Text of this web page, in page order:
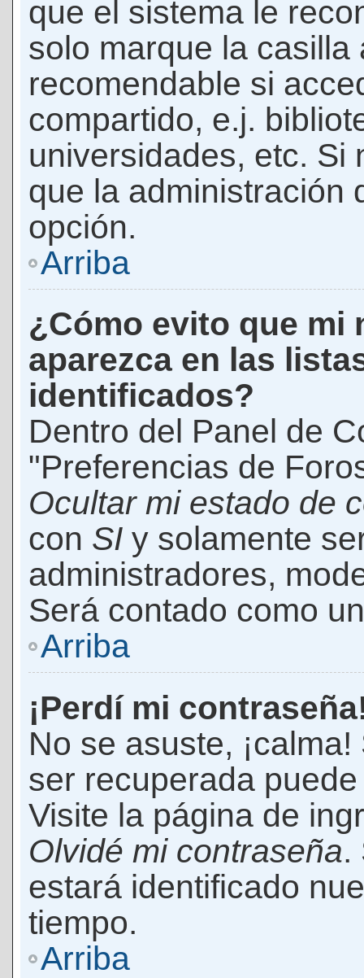
que el sistema le
solo marque la casilla
recomendable si
compartido, e.j.
universidades, etc. Si
que la administración
opción.
Arriba
¿Cómo evito que mi
aparezca en las
identificados?
Dentro del Panel de
"Preferencias de
Ocultar mi estado de
con SI y solamente
administradores,
Será contado como
Arriba
¡Perdí mi
No se asuste,
ser recuperada
Visite la página de
Olvidé mi contraseña.
estará identificado
tiempo.
Arriba